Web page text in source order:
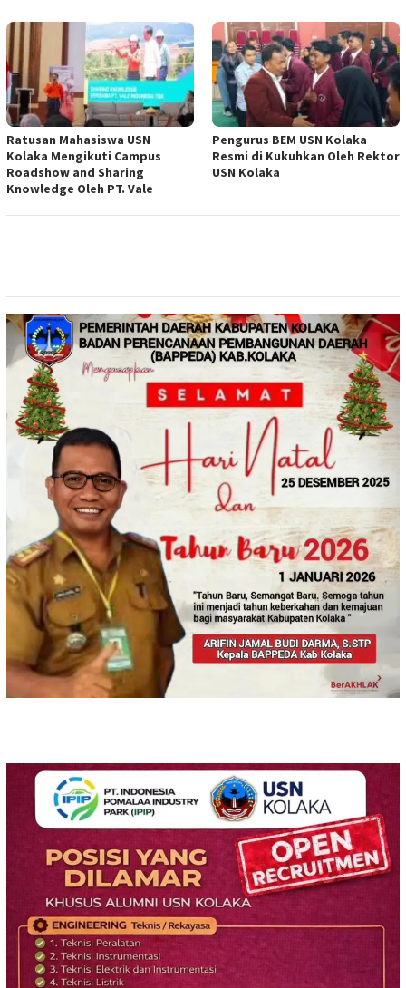
Ratusan Mahasiswa USN
Kolaka Mengikuti Campus
Roadshow and Sharing
Knowledge Oleh PT. Vale
Pengurus BEM USN Kolaka
Resmi di Kukuhkan Oleh Rektor
USN Kolaka